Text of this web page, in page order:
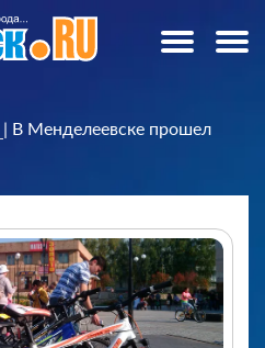
| В Менделеевске прошел